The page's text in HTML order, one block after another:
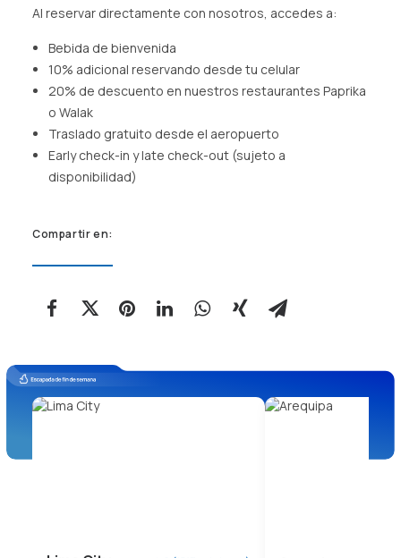
Al reservar directamente con nosotros, accedes a:
Bebida de bienvenida
10% adicional reservando desde tu celular
20% de descuento en nuestros restaurantes Paprika
o Walak
Traslado gratuito desde el aeropuerto
Early check-in y late check-out (sujeto a
disponibilidad)
Compartir en: